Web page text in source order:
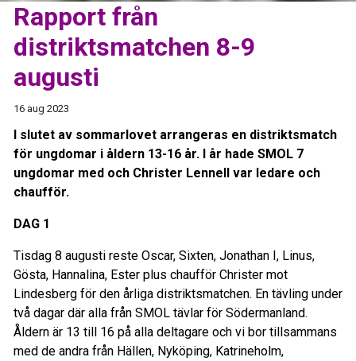
Rapport från
distriktsmatchen 8-9
augusti
16 aug 2023
I slutet av sommarlovet arrangeras en distriktsmatch
för ungdomar i åldern 13-16 år. I år hade SMOL 7
ungdomar med och Christer Lennell var ledare och
chaufför.
DAG 1
Tisdag 8 augusti reste Oscar, Sixten, Jonathan I, Linus,
Gösta, Hannalina, Ester plus chaufför Christer mot
Lindesberg för den årliga distriktsmatchen. En tävling under
två dagar där alla från SMOL tävlar för Södermanland.
Åldern är 13 till 16 på alla deltagare och vi bor tillsammans
med de andra från Hällen, Nyköping, Katrineholm,